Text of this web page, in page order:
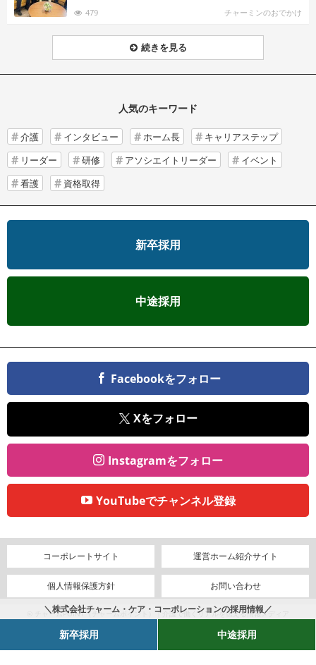
＼株式会社チャーム・ケア・コーポレーションの採用情報／
新卒採用 中途採用
479 チャーミンのおでかけ
続きを見る
人気のキーワード
介護 インタビュー ホーム長
キャリアステップ
リーダー
研修 アソシエイトリーダー
イベント
看護
資格取得
新卒採用
中途採用
Facebookをフォロー
Xをフォロー
Instagramをフォロー
YouTubeでチャンネル登録
コーポレートサイト 運営ホーム紹介サイト
個人情報保護方針 お問い合わせ
© チャームPOINT（チャームポイント）｜介護で働くリアルを伝える情報メディア